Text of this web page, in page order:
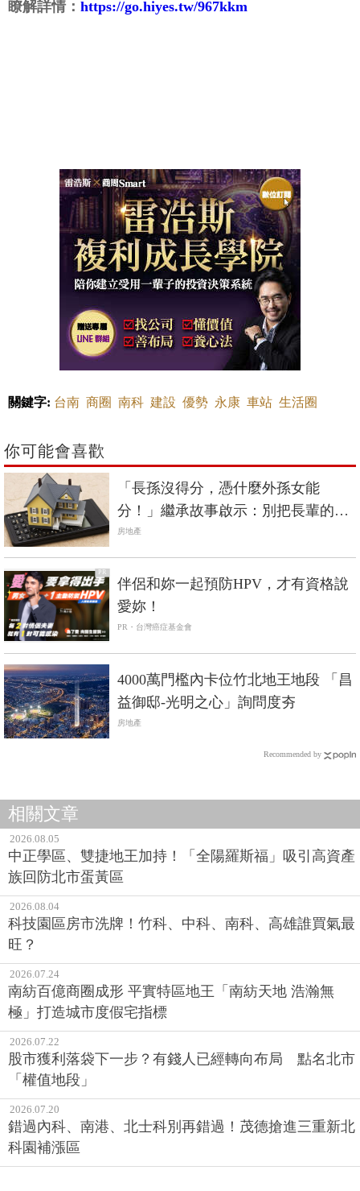
瞭解詳情： https://go.hiyes.tw/967kkm
關鍵字: 台南 商圈 南科 建設 優勢 永康 車站 生活圈
你可能會喜歡
「長孫沒得分，憑什麼外孫女能
分！」繼承故事啟示：別把長輩的錢
當自己的錢
房地產
PR
伴侶和妳一起預防HPV，才有資格說
愛妳！
PR・台灣癌症基金會
4000萬門檻內卡位竹北地王地段 「昌
益御邸-光明之心」詢問度夯
房地產
Recommended by
相關文章
2026.08.05
中正學區、雙捷地王加持！「全陽羅斯福」吸引高資產
族回防北市蛋黃區
2026.08.04
科技園區房市洗牌！竹科、中科、南科、高雄誰買氣最
旺？
2026.07.24
南紡百億商圈成形 平實特區地王「南紡天地 浩瀚無
極」打造城市度假宅指標
2026.07.22
股市獲利落袋下一步？有錢人已經轉向布局 點名北市
「權值地段」
2026.07.20
錯過內科、南港、北士科別再錯過！茂德搶進三重新北
科園補漲區